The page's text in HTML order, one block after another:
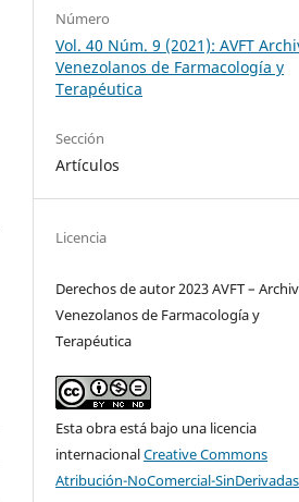
Número
Vol. 40 Núm. 9 (2021): AVFT
Venezolanos de Farmacología y
Terapéutica
Sección
Artículos
Licencia
Derechos de autor 2023 AVFT –
Venezolanos de Farmacología y
Terapéutica
Esta obra está bajo una licencia
internacionalCreative Commons
Atribución-NoComercial-